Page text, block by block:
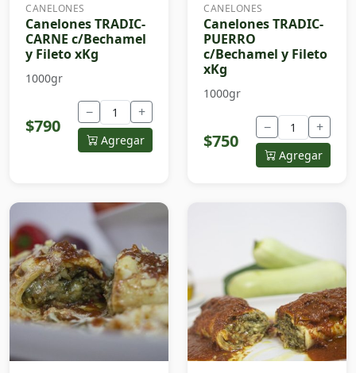
CANELONES
Canelones TRADIC-
CARNE c/Bechamel
y Fileto xKg
1000gr
$790
− +
Agregar
CANELONES
Canelones TRADIC-
PUERRO
c/Bechamel y Fileto
xKg
1000gr
$750
− +
Agregar